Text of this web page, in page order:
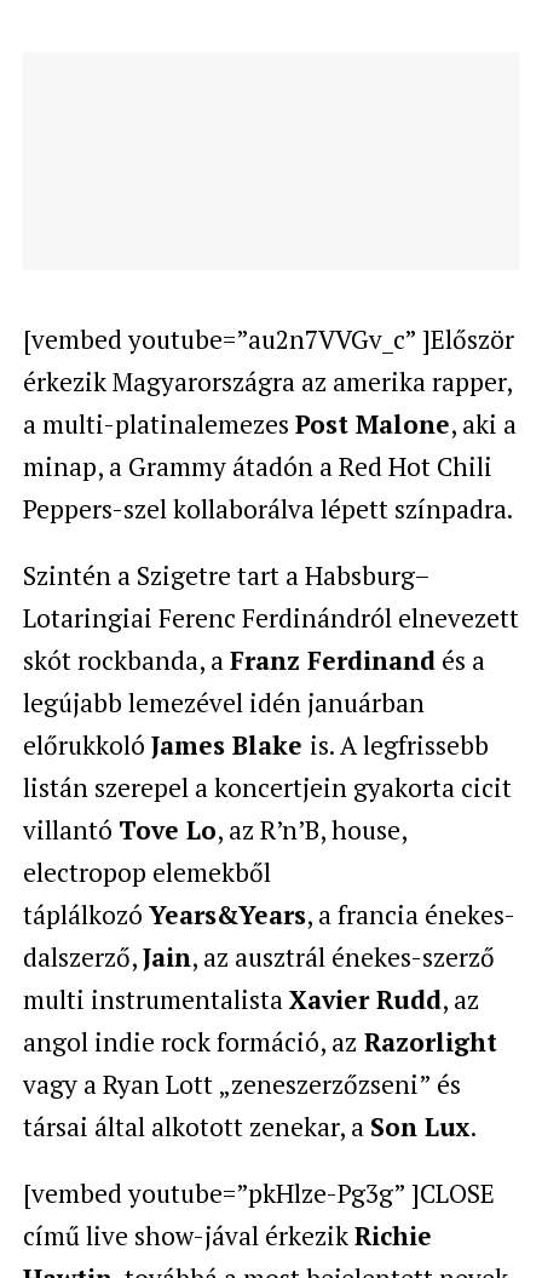
[vembed youtube=”au2n7VVGv_c” ]Először
érkezik Magyarországra az amerika rapper,
a multi-platinalemezes Post Malone, aki a
minap, a Grammy átadón a Red Hot Chili
Peppers-szel kollaborálva lépett színpadra.
Szintén a Szigetre tart a Habsburg–
Lotaringiai Ferenc Ferdinándról elnevezett
skót rockbanda, aFranz Ferdinandés a
legújabb lemezével idén januárban
előrukkoló James Blake is. A legfrissebb
listán szerepel a koncertjein gyakorta cicit
villantó Tove Lo, az R’n’B, house,
electropop elemekből
táplálkozó Years&Years, a francia énekes-
dalszerző,Jain, az ausztrál énekes-szerző
multi instrumentalistaXavier Rudd, az
angol indie rock formáció, az Razorlight
vagy a Ryan Lott „zeneszerzőzseni” és
társai által alkotott zenekar, a Son Lux.
[vembed youtube=”pkHlze-Pg3g” ]CLOSE
című live show-jával érkezikRichie